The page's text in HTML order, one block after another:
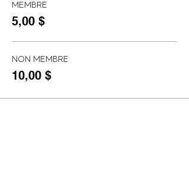
MEMBRE
5,00 $
NON MEMBRE
10,00 $